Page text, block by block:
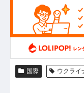
国際 ウクライ